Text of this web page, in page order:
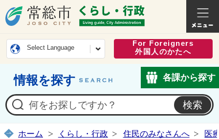
常総市公式ホームページ
くらし
Select Language
For Foreigners
外国人のかたへ
情報を探す 各課から探す
ホーム くらし・行政 住民のみなさんへ 医